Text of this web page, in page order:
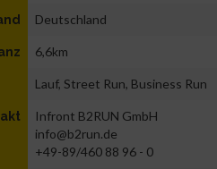
Deutschland
6,6km
Lauf, Street Run, Business Run
Infront B2RUN GmbH
info@b2run.de
+49-89/460 88 96 - 0